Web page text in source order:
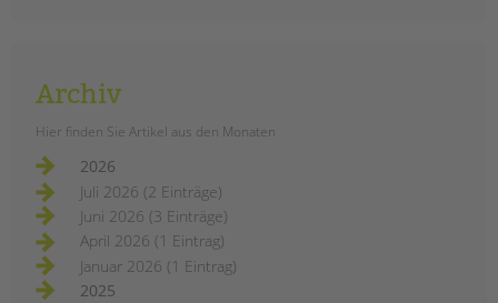
Neukölln. Neben einer offenen
Klassen gibt es auch eine feste
Mädchengruppe für die
Siebtklässlerinnen. Betreut wird die
Gruppe von Kristina Becker, die als
Schulsozialarbeiterin seit vier Jahren
für die tandem BTL an der Adolf-
Reichwein-Schule arbeitet.
Archiv
Hier finden Sie Artikel aus den Monaten
2026
Juli 2026 (2 Einträge)
Juni 2026 (3 Einträge)
April 2026 (1 Eintrag)
Januar 2026 (1 Eintrag)
2025